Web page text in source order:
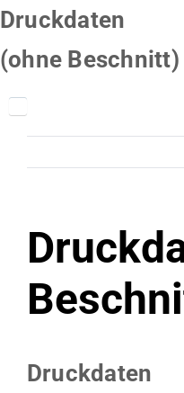
Skip
content
Druckdaten
(ohne Beschnitt)
Druckdaten